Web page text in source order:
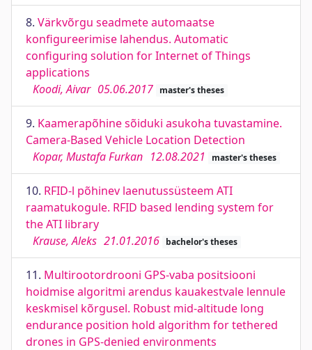
8. Värkvõrgu seadmete automaatse
konfigureerimise lahendus. Automatic
configuring solution for Internet of Things
applications
Koodi, Aivar 05.06.2017 master's theses
9. Kaamerapõhine sõiduki asukoha tuvastamine.
Camera-Based Vehicle Location Detection
Kopar, Mustafa Furkan 12.08.2021 master's theses
10. RFID-l põhinev laenutussüsteem ATI
raamatukogule. RFID based lending system for
the ATI library
Krause, Aleks 21.01.2016 bachelor's theses
11. Multirootordrooni GPS-vaba positsiooni
hoidmise algoritmi arendus kauakestvale lennule
keskmisel kõrgusel. Robust mid-altitude long
endurance position hold algorithm for tethered
drones in GPS-denied environments